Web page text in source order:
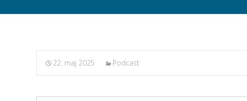
22. maj 2025 Podcast